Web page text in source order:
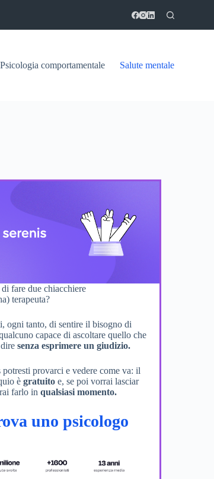
Psicologia comportamentale Salute mentale
fare due chiacchiere
terapeuta?
ogni tanto, di sentire il bisogno di
capace di ascoltare quello che
diresenza esprimere un giudizio.
potresti provarci e vedere come va: il
ègratuito e, se poi vorrai lasciar
farlo inqualsiasi momento.
uno psicologo